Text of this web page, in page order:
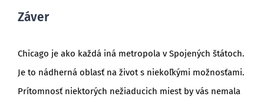
Záver
Chicago je ako každá iná metropola v Spojených štátoch.
Je to nádherná oblasť na život s niekoľkými možnosťami.
Prítomnosť niektorých nežiaducich miest by vás nemala